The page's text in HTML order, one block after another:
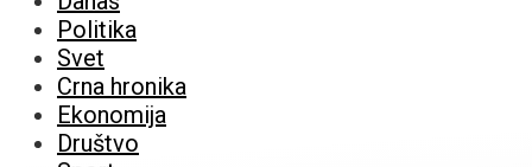
Politika
Svet
Crna hronika
Ekonomija
Društvo